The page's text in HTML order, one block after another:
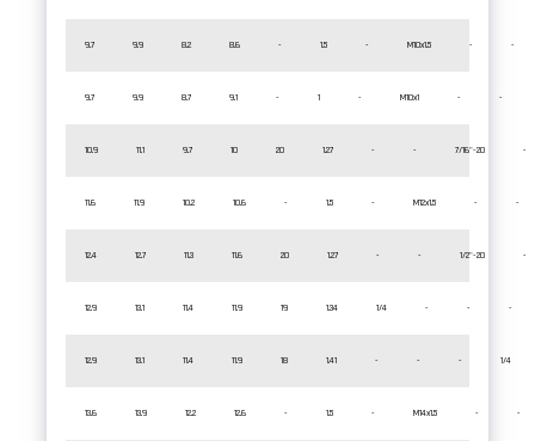
9.7 9.9 8.2 8.6 - 1.5 - M10x1.5 - -
9.7 9.9 8.7 9.1 - 1 - M10x1 - -
10.9 11.1 9.7 10 20 1.27 - - 7/16"-20 -
11.6 11.9 10.2 10.6 - 1.5 - M12x1.5 - -
12.4 12.7 11.3 11.6 20 1.27 - - 1/2"-20 -
12.9 13.1 11.4 11.9 19 1.34 1/4 - - -
12.9 13.1 11.4 11.9 18 1.41 - - - 1/4
13.6 13.9 12.2 12.6 - 1.5 - M14x1.5 - -